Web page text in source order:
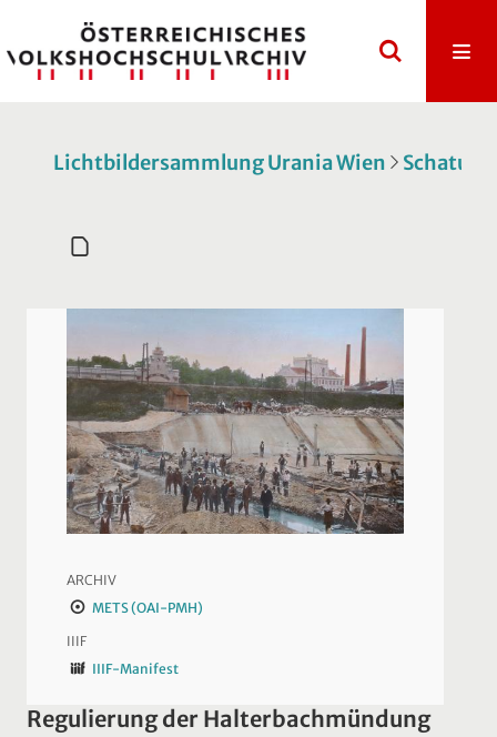
Lichtbildersammlung Urania Wien Schatulle
ARCHIV
METS (OAI-PMH)
IIIF
IIIF-Manifest
Regulierung der Halterbachmündung